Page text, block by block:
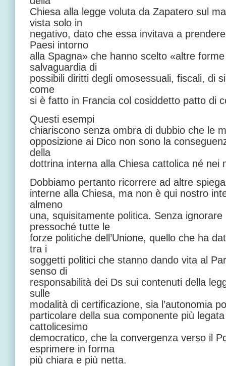
Chiesa alla legge voluta da Zapatero sul
vista solo in
negativo, dato che essa invitava a
Paesi intorno
alla Spagna» che hanno scelto «altre
salvaguardia di
possibili diritti degli omosessuali, fiscali, di
come
si è fatto in Francia col cosiddetto patto di
Questi esempi
chiariscono senza ombra di dubbio che le
opposizione ai Dico non sono la
della
dottrina interna alla Chiesa cattolica né nei
Dobbiamo pertanto ricorrere ad altre
interne alla Chiesa, ma non è qui nostro
almeno
una, squisitamente politica. Senza
pressoché tutte le
forze politiche dell’Unione, quello che ha
tra i
soggetti politici che stanno dando vita al
senso di
responsabilità dei Ds sui contenuti della
sulle
modalità di certificazione, sia l’autonomia
particolare della sua componente più
cattolicesimo
democratico, che la convergenza verso il
esprimere in forma
più chiara e più netta.